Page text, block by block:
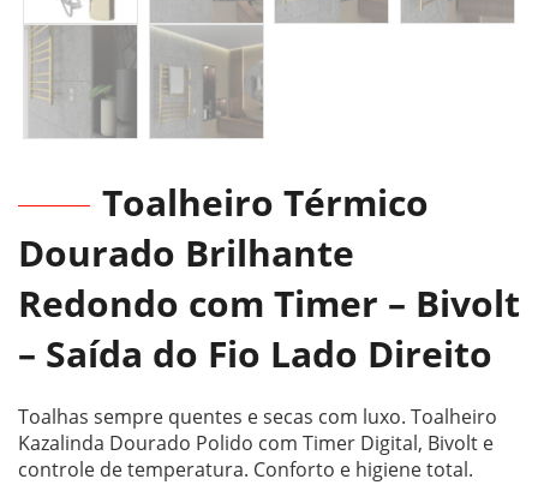
Toalheiro Térmico
Dourado Brilhante
Redondo com Timer – Bivolt
– Saída do Fio Lado Direito
Toalhas sempre quentes e secas com luxo. Toalheiro
Kazalinda Dourado Polido com Timer Digital, Bivolt e
controle de temperatura. Conforto e higiene total.